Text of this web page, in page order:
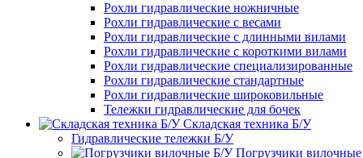
Рохли гидравлические ножничные
Рохли гидравлические с весами
Рохли гидравлические с длинными вилами
Рохли гидравлические с короткими вилами
Рохли гидравлические специализированные
Рохли гидравлические стандартные
Рохли гидравлические широковильные
Тележки гидравлические для бочек
Складская техника Б/У
Гидравлические тележки Б/У
Погрузчики